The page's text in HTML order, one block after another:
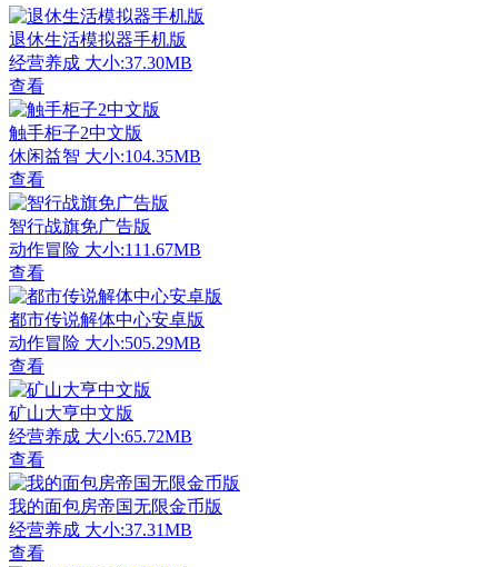
退休生活模拟器手机版
经营养成 大小:37.30MB
查看
触手柜子2中文版
休闲益智 大小:104.35MB
查看
智行战旗免广告版
动作冒险 大小:111.67MB
查看
都市传说解体中心安卓版
动作冒险 大小:505.29MB
查看
矿山大亨中文版
经营养成 大小:65.72MB
查看
我的面包房帝国无限金币版
经营养成 大小:37.31MB
查看